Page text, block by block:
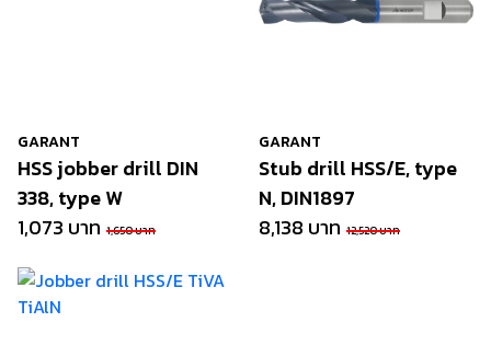
GARANT
HSS jobber drill DIN
338, type W
1,073 บาท 1,650 บาท
GARANT
Stub drill HSS/E, type
N, DIN1897
8,138 บาท 12,520 บาท